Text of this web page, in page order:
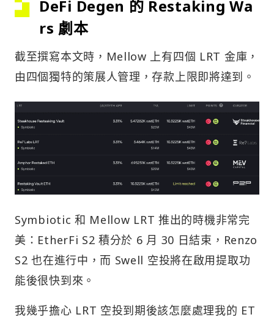
rs 劇本
截至撰寫本文時，Mellow 上有四個 LRT 金庫，
由四個獨特的策展人管理，存款上限即將達到。
Symbiotic 和 Mellow LRT 推出的時機非常完
美：EtherFi S2 積分於 6 月 30 日結束，Renzo
S2 也在進行中，而 Swell 空投將在啟用提取功
能後很快到來。
我幾乎擔心 LRT 空投到期後該怎麼處理我的 ET
H。感謝風投和巨鲸遊戲，空投玩家們也將大有